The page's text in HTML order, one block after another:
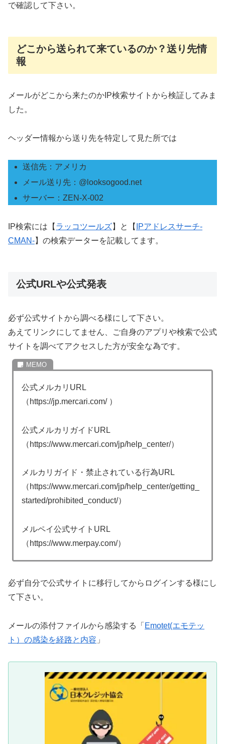
で確認して下さい。
どこから送られて来ているのか？送り先情
報
メールがどこから来たのかIP検索サイトから検証してみま
した。
ヘッダー情報から送り先を特定して見た所では
送信先：アメリカ
メール送り先：@looksogood.net
サーバー：ZEN-X-002
IP検索には【 ラッコツールズ】と【 IPアドレスサーチ-
CMAN-】の検索データーを記載してます。
公式URLや公式発表
必ず公式サイトから調べる様にして下さい。
あえてリンクにしてません、ご自身のアプリや検索で公式
サイトを調べてアクセスした方が安全な為です。
公式メルカリURL
（https://jp.mercari.com/ ）
公式メルカリガイドURL
（https://www.mercari.com/jp/help_center/）
メルカリガイド・禁止されている行為URL
（https://www.mercari.com/jp/help_center/getting_
started/prohibited_conduct/）
メルペイ公式サイトURL
（https://www.merpay.com/）
必ず自分で公式サイトに移行してからログインする様にし
て下さい。
メールの添付ファイルから感染する「 Emotet(エモテッ
ト）の感染を経路と内容 」